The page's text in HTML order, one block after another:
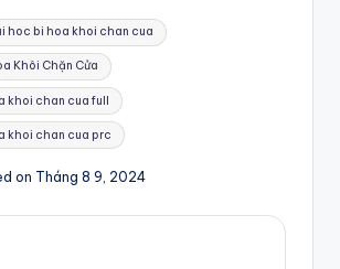
hoc bi hoa khoi chan cua
Khôi Chặn Cửa
khoi chan cua full
khoi chan cua prc
on Tháng 8 9, 2024